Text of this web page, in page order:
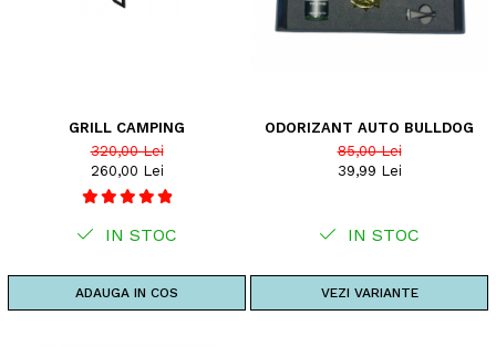
GRILL CAMPING
320,00 Lei
260,00 Lei
IN STOC
ADAUGA IN COS
ODORIZANT AUTO BULLDOG
85,00 Lei
39,99 Lei
IN STOC
VEZI VARIANTE